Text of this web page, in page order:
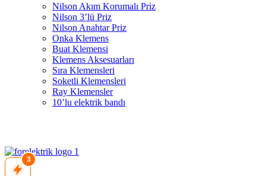
Nilson Akım Korumalı Priz
Nilson 3’lü Priz
Nilson Anahtar Priz
Onka Klemens
Buat Klemensi
Klemens Aksesuarları
Sıra Klemensleri
Soketli Klemensleri
Ray Klemensler
10’lu elektrik bandı
3